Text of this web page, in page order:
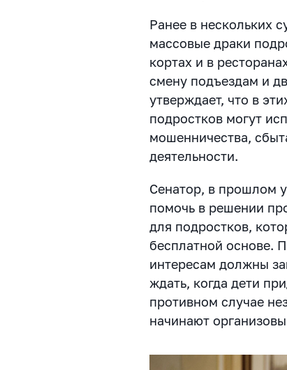
Ранее в нескольких
массовые драки
кортах и в
смену подъездам и
утверждает, что в
подростков могут
мошенничества,
деятельности.
Сенатор, в прошлом
помочь в решении
для подростков,
бесплатной основе.
интересам должны
ждать, когда дети
противном случае
начинают